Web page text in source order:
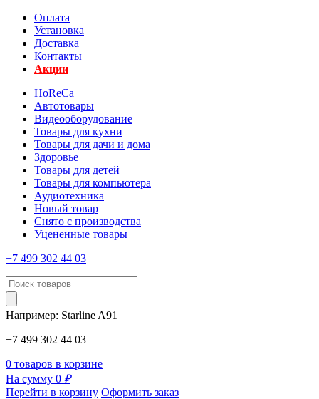
Оплата
Установка
Доставка
Контакты
Акции
HoReCa
Автотовары
Видеооборудование
Товары для кухни
Товары для дачи и дома
Здоровье
Товары для детей
Товары для компьютера
Аудиотехника
Новый товар
Снято с производства
Уцененные товары
+7 499 302 44 03
Например: Starline A91
+7 499 302 44 03
0 товаров в корзине
На сумму 0 ₽
Перейти в корзину Оформить заказ